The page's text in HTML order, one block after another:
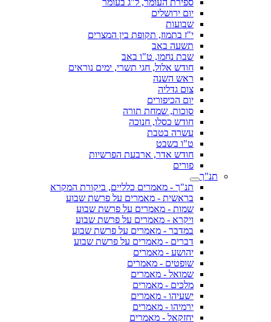
ספירת העומר, ל"ג בעומר
יום ירושלים
שבועות
י"ז בתמוז, תקופת בין המצרים
תשעה באב
שבת נחמו, ט"ו באב
חודש אלול, חגי תשרי, ימים נוראים
ראש השנה
צום גדליה
יום הכיפורים
סוכות, שמחת תורה
חודש כסלו, חנוכה
עשרה בטבת
ט"ו בשבט
חודש אדר, ארבעת הפרשיות
פורים
תנ"ך
תנ"ך - מאמרים כלליים, ביקורת המקרא
בראשית - מאמרים על פרשת שבוע
שמות - מאמרים על פרשת שבוע
ויקרא - מאמרים על פרשת שבוע
במדבר - מאמרים על פרשת שבוע
דברים - מאמרים על פרשת שבוע
יהושע - מאמרים
שופטים - מאמרים
שמואל - מאמרים
מלכים - מאמרים
ישעיהו - מאמרים
ירמיהו - מאמרים
יחזקאל - מאמרים